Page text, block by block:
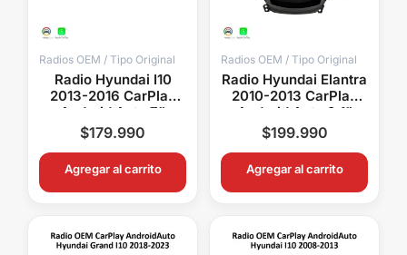
Radios OEM / Tipo Original
Radio Hyundai I10
2013-2016 CarPlay
Android Auto 7”
Pantalla OEM
Bluetooth GPS
$179.990
Agregar al carrito
Radios OEM / Tipo Original
Radio Hyundai Elantra
2010-2013 CarPlay
Android Auto 9.1”
Pantalla OEM
Bluetooth GPS WiFi
$199.990
Agregar al carrito